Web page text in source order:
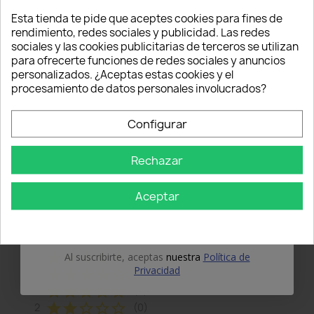
Modelo de vehículo Mustang VI (2014 en adelante)
Comentarios Todos los comentarios
Valoraciones
5
starstarstarstar
(10)
(0)
starstarstarstar_borderstar_border
star star star_border star_border star_border
Esta tienda te pide que aceptes cookies para fines de
rendimiento, redes sociales y publicidad. Las redes
sociales y las cookies publicitarias de terceros se utilizan
para ofrecerte funciones de redes sociales y anuncios
personalizados. ¿Aceptas estas cookies y el
procesamiento de datos personales involucrados?
Configurar
Rechazar
Aceptar
¡5% PARA TI!
Introduce tu correo electrónico aquí abajo
para recibir un5% DE DESCUENTOen tu
primer pedido.
Nome
Al suscribirte, aceptas nuestra Política de
Privacidad